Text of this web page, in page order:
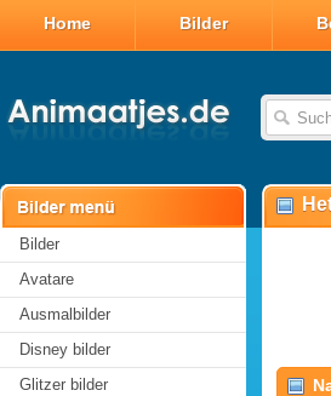
Home Bilder
Bilder
Avatare
Ausmalbilder
Disney bilder
Glitzer bilder